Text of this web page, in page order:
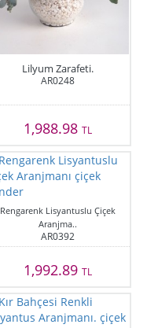
Lilyum Zarafeti.
AR0248
1,988.98 TL
Rengarenk Lisyantuslu Çiçek
Aranjma..
AR0392
1,992.89 TL